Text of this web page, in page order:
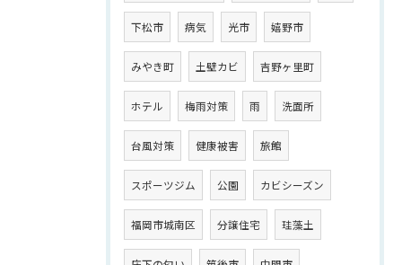
下松市 病気 光市 嬉野市
みやき町 土壁カビ 吉野ヶ里町
ホテル 梅雨対策 雨 洗面所
台風対策 健康被害 旅館
スポーツジム 公園 カビシーズン
福岡市城南区 分譲住宅 珪藻土